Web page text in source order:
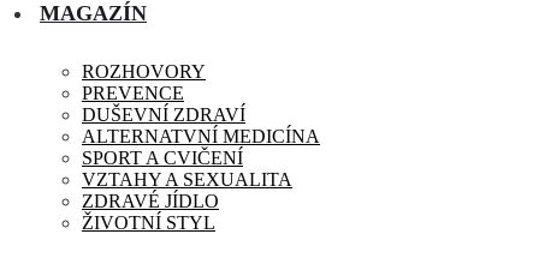
MAGAZÍN
ROZHOVORY
PREVENCE
DUŠEVNÍ ZDRAVÍ
ALTERNATVNÍ MEDICÍNA
SPORT A CVIČENÍ
VZTAHY A SEXUALITA
ZDRAVÉ JÍDLO
ŽIVOTNÍ STYL